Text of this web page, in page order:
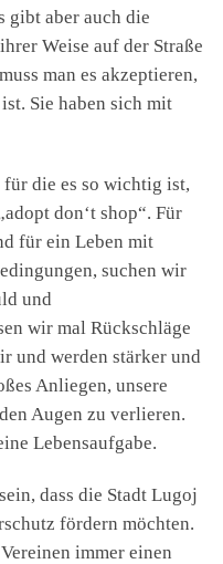
gibt aber auch die
Weise auf der Straße
man es akzeptieren,
Sie haben sich mit
die es so wichtig ist,
don‘t shop“. Für
für ein Leben mit
suchen wir
und
wir mal Rückschläge
und werden stärker und
Anliegen, unsere
Augen zu verlieren.
Lebensaufgabe.
dass die Stadt Lugoj
fördern möchten.
immer einen